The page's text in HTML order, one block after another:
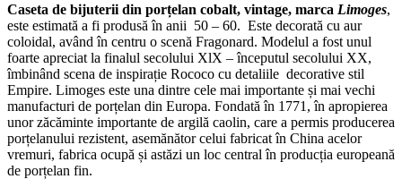
Caseta de bijuterii din porțelan cobalt, vintage, marca Limoges,
este estimată a fi produsă în anii 50 – 60. Este decorată cu aur
coloidal, având în centru o scenă Fragonard. Modelul a fost unul
foarte apreciat la finalul secolului XlX – începutul secolului XX,
îmbinând scena de inspirație Rococo cu detaliile decorative stil
Empire. Limoges este una dintre cele mai importante și mai vechi
manufacturi de porțelan din Europa. Fondată în 1771, în apropierea
unor zăcăminte importante de argilă caolin, care a permis producerea
porțelanului rezistent, asemănător celui fabricat în China acelor
vremuri, fabrica ocupă și astăzi un loc central în producția europeană
de porțelan fin.